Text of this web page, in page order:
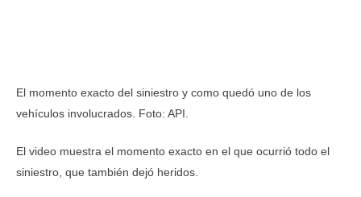
El momento exacto del siniestro y como quedó uno de los
vehículos involucrados. Foto: API
El video muestra el momento exacto en el que ocurrió todo el
siniestro, que también dejó heridos.